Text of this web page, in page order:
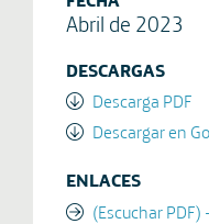
Abril de 2023
DESCARGAS
Descarga PDF
Descargar en
ENLACES
(Escuchar PDF)